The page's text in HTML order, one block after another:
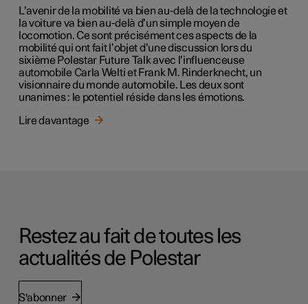
L’avenir de la mobilité va bien au-delà de la technologie et
la voiture va bien au-delà d’un simple moyen de
locomotion. Ce sont précisément ces aspects de la
mobilité qui ont fait l’objet d’une discussion lors du
sixième Polestar Future Talk avec l’influenceuse
automobile Carla Welti et Frank M. Rinderknecht, un
visionnaire du monde automobile. Les deux sont
unanimes : le potentiel réside dans les émotions.
Lire davantage
Restez au fait de toutes les
actualités de Polestar
S'abonner